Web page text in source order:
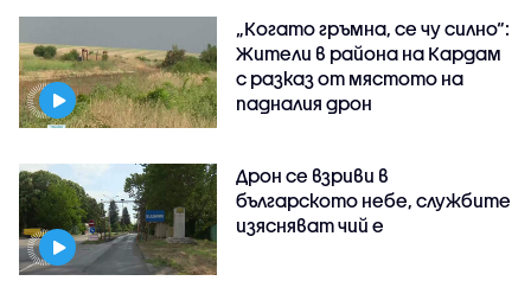
„Когато гръмна, се чу силно“:
Жители в района на Кардам
с разказ от мястото на
падналия дрон
Дрон се взриви в
българското небе, службите
изясняват чий е